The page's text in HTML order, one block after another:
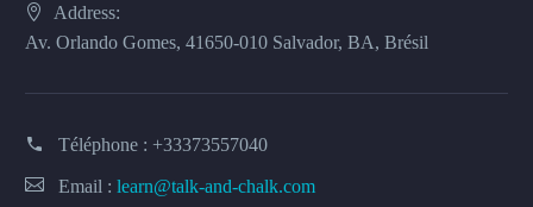
Address:
Av. Orlando Gomes, 41650-010 Salvador, BA, Brésil
Téléphone : +33373557040
Email : learn@talk-and-chalk.com